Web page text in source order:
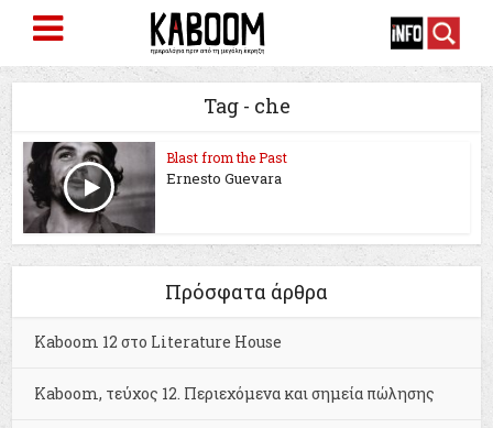
Tag - che
Blast from the Past
Ernesto Guevara
Πρόσφατα άρθρα
Kaboom 12 στο Literature House
Kaboom, τεύχος 12. Περιεχόμενα και σημεία πώλησης